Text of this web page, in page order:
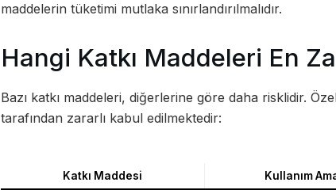
maddelerin tüketimi mutlaka sınırlandırılmalıdır.
Hangi Katkı Maddeleri En
Bazı katkı maddeleri, diğerlerine göre daha risklidir.
tarafından zararlı kabul edilmektedir:
Katkı Maddesi Kullanım